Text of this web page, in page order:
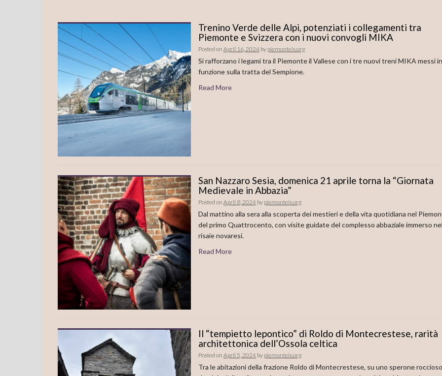
Trenino Verde delle Alpi, potenziati i collegamenti tra
Piemonte e Svizzera con i nuovi convogli MIKA
Posted on April 16, 2024 by piemonteis.org
Si rafforzano i legami tra il Piemonte il Vallese con i tre nuovi treni MIKA messi in
funzione sulla tratta del Sempione.
Read More
San Nazzaro Sesia, domenica 21 aprile torna la “Giornata
Medievale in Abbazia”
Posted on April 8, 2024 by piemonteis.org
Dal mattino alla sera alla scoperta dei mestieri e della vita quotidiana nel
del primo Quattrocento, con visite guidate del complesso abbaziale immerso
risaie novaresi.
Read More
Il “tempietto lepontico” di Roldo di Montecrestese, rarità
architettonica dell’Ossola celtica
Posted on April 5, 2024 by piemonteis.org
Tra le abitazioni della frazione Roldo di Montecrestese, su uno sperone